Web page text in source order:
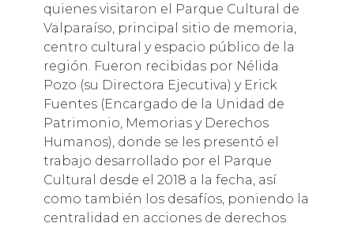
quienes visitaron el Parque Cultural de
Valparaíso, principal sitio de memoria,
centro cultural y espacio público de la
región. Fueron recibidas por Nélida
Pozo (su Directora Ejecutiva) y Erick
Fuentes (Encargado de la Unidad de
Patrimonio, Memorias y Derechos
Humanos), donde se les presentó el
trabajo desarrollado por el Parque
Cultural desde el 2018 a la fecha, así
como también los desafíos, poniendo la
centralidad en acciones de derechos